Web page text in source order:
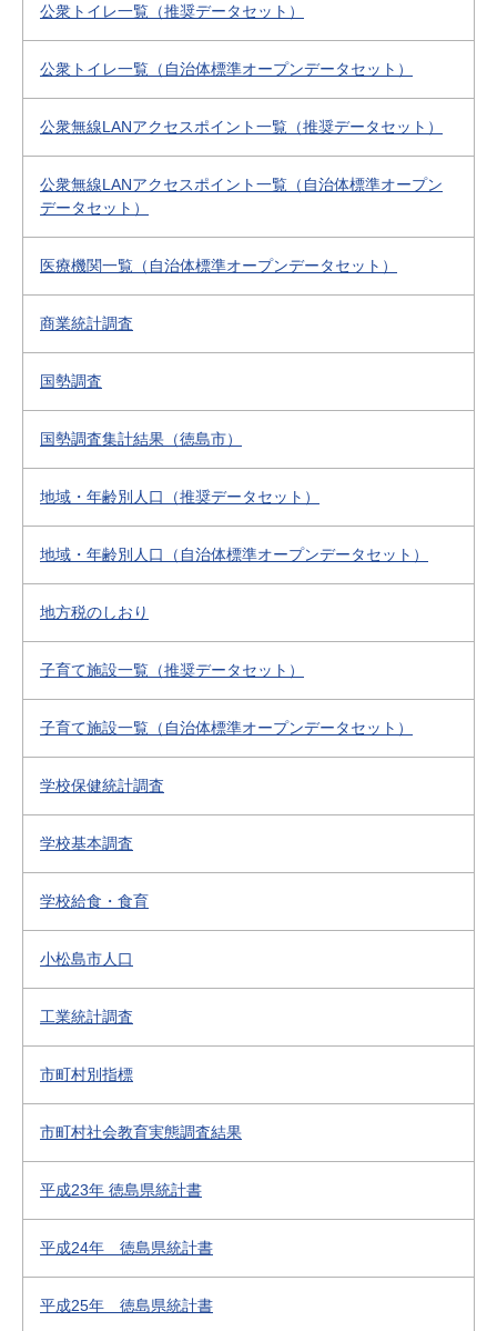
公衆トイレ一覧（推奨データセット）
公衆トイレ一覧（自治体標準オープンデータセット）
公衆無線LANアクセスポイント一覧（推奨データセット）
公衆無線LANアクセスポイント一覧（自治体標準オープン
データセット）
医療機関一覧（自治体標準オープンデータセット）
商業統計調査
国勢調査
国勢調査集計結果（徳島市）
地域・年齢別人口（推奨データセット）
地域・年齢別人口（自治体標準オープンデータセット）
地方税のしおり
子育て施設一覧（推奨データセット）
子育て施設一覧（自治体標準オープンデータセット）
学校保健統計調査
学校基本調査
学校給食・食育
小松島市人口
工業統計調査
市町村別指標
市町村社会教育実態調査結果
平成23年 徳島県統計書
平成24年 徳島県統計書
平成25年 徳島県統計書